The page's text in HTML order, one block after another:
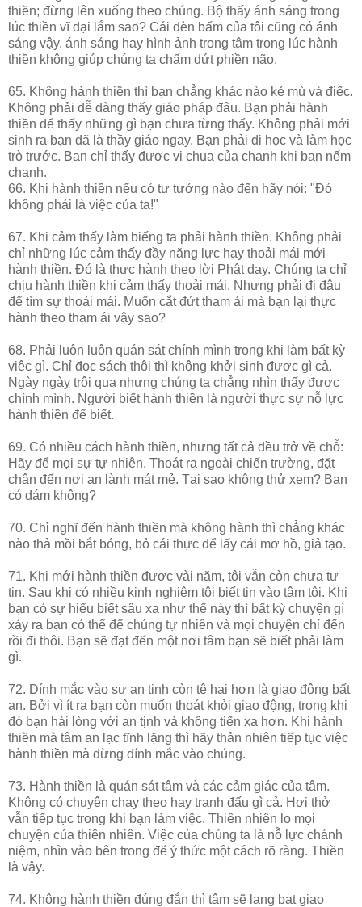
thiền; đừng lên xuống theo chúng. Bộ thấy ánh sáng trong
lúc thiền vĩ đại lắm sao? Cái đèn bấm của tôi cũng có ánh
sáng vậy. ánh sáng hay hình ảnh trong tâm trong lúc hành
thiền không giúp chúng ta chấm dứt phiền não.
65. Không hành thiền thì bạn chẳng khác nào kẻ mù và điếc.
Không phải dễ dàng thấy giáo pháp đâu. Bạn phải hành
thiền để thấy những gì bạn chưa từng thấy. Không phải mới
sinh ra bạn đã là thầy giáo ngay. Bạn phải đi học và làm học
trò trước. Bạn chỉ thấy được vị chua của chanh khi bạn nếm
chanh.
66. Khi hành thiền nếu có tư tưởng nào đến hãy nói: "Đó
không phải là việc của ta!"
67. Khi cảm thấy làm biếng ta phải hành thiền. Không phải
chỉ những lúc cảm thấy đầy năng lực hay thoải mái mới
hành thiền. Đó là thực hành theo lời Phật dạy. Chúng ta chỉ
chịu hành thiền khi cảm thấy thoải mái. Nhưng phải đi đâu
để tìm sự thoải mái. Muốn cắt đứt tham ái mà bạn lại thực
hành theo tham ái vậy sao?
68. Phải luôn luôn quán sát chính mình trong khi làm bất kỳ
việc gì. Chỉ đọc sách thôi thì không khởi sinh được gì cả.
Ngày ngày trôi qua nhưng chúng ta chẳng nhìn thấy được
chính mình. Người biết hành thiền là người thực sự nỗ lực
hành thiền để biết.
69. Có nhiều cách hành thiền, nhưng tất cả đều trở về chỗ:
Hãy để mọi sự tự nhiên. Thoát ra ngoài chiến trường, đặt
chân đến nơi an lành mát mẻ. Tại sao không thử xem? Bạn
có dám không?
70. Chỉ nghĩ đến hành thiền mà không hành thì chẳng khác
nào thả mồi bắt bóng, bỏ cái thực để lấy cái mơ hồ, giả tạo.
71. Khi mới hành thiền được vài năm, tôi vẫn còn chưa tự
tin. Sau khi có nhiều kinh nghiệm tôi biết tin vào tâm tôi. Khi
bạn có sự hiểu biết sâu xa như thế này thì bất kỳ chuyện gì
xảy ra bạn có thể để chúng tự nhiên và mọi chuyện chỉ đến
rồi đi thôi. Bạn sẽ đạt đến một nơi tâm bạn sẽ biết phải làm
gì.
72. Dính mắc vào sự an tịnh còn tệ hại hơn là giao động bất
an. Bởi vì ít ra bạn còn muốn thoát khỏi giao động, trong khi
đó bạn hài lòng với an tịnh và không tiến xa hơn. Khi hành
thiền mà tâm an lạc tĩnh lặng thì hãy thản nhiên tiếp tục việc
hành thiền mà đừng dính mắc vào chúng.
73. Hành thiền là quán sát tâm và các cảm giác của tâm.
Không có chuyện chạy theo hay tranh đấu gì cả. Hơi thở
vẫn tiếp tục trong khi bạn làm việc. Thiên nhiên lo mọi
chuyện của thiên nhiên. Việc của chúng ta là nỗ lực chánh
niệm, nhìn vào bên trong để ý thức một cách rõ ràng. Thiền
là vậy.
74. Không hành thiền đúng đắn thì tâm sẽ lang bạt giao